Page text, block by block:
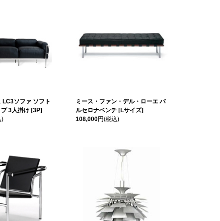
LC3ソファ ソフト
3人掛け [3P]
)
ミース・ファン・デル・ローエ バ
ルセロナベンチ [Lサイズ]
108,000円(税込)